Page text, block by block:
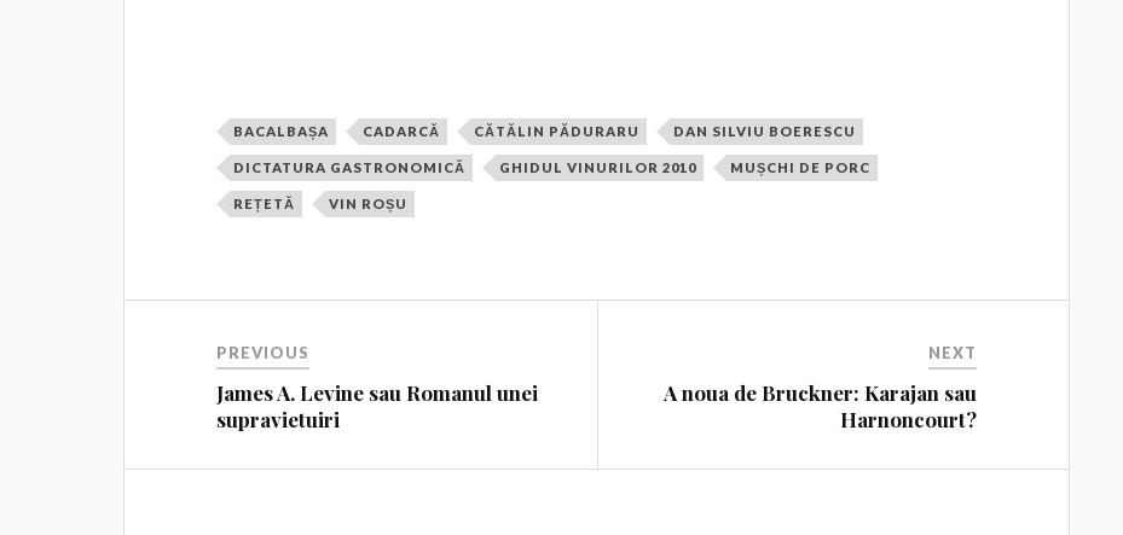
BACALBAȘA CADARCĂ CĂTĂLIN PĂDURARU DAN SILVIU BOERESCU
DICTATURA GASTRONOMICĂ GHIDUL VINURILOR 2010 MUȘCHI DE PORC
REȚETĂ VIN ROȘU
PREVIOUS
James A. Levine sau Romanul unei
supravietuiri
NEXT
A noua de Bruckner: Karajan sau
Har­non­co­urt?